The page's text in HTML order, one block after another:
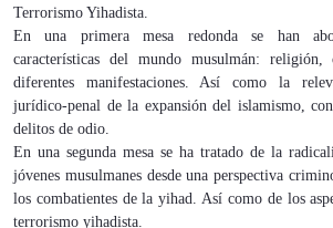
Terrorismo Yihadista.
En una primera mesa redonda se han
características del mundo musulmán:
diferentes manifestaciones. Así como la
jurídico-penal de la expansión del islamismo,
delitos de odio.
En una segunda mesa se ha tratado de la
jóvenes musulmanes desde una perspectiva
los combatientes de la yihad. Así como de los
terrorismo yihadista.